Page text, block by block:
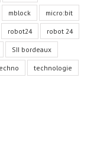
mblock micro:bit
robot24 robot 24
SII bordeaux
technologie